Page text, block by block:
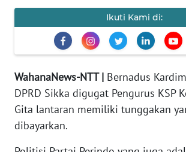
Ikuti Kami di:
WahanaNews-NTT | Bernadus
DPRD Sikka digugat Pengurus KSP
Gita lantaran memiliki tunggakan
dibayarkan.
DISCLAIMER
Wahana
News
Regional
WN